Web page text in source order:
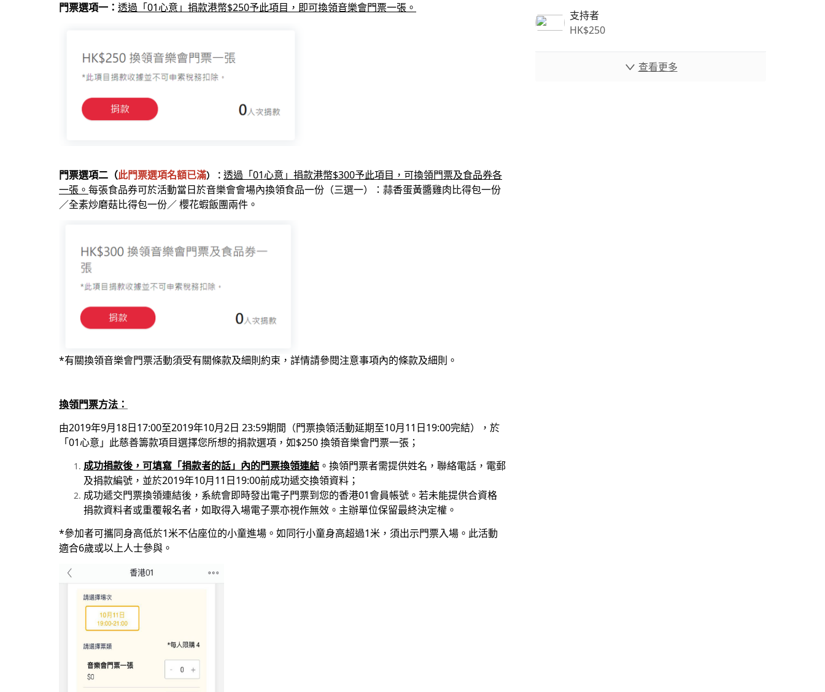
門票選項一： 透過「01心意」捐款港幣$250予此項目，即可換領音樂會門票一張。
門票選項二（此門票選項名額已滿）： 透過「01心意」捐款港幣$300予此項目，可換領門票及食品券各
一張。 每張食品券可於活動當日於音樂會會場內換領食品一份（三選一）：蒜香蛋黃醬雞肉比得包一份
／全素炒磨菇比得包一份／ 櫻花蝦飯團兩件。
*有關換領音樂會門票活動須受有關條款及細則約束，詳情請參閱注意事項內的條款及細則。
換領門票方法：
由2019年9月18日17:00至2019年10月2日 23:59期間（門票換領活動延期至10月11日19:00完結），於
「01心意」此慈善籌款項目選擇您所想的捐款選項，如$250 換領音樂會門票一張；
成功捐款後，可填寫「捐款者的話」內的門票換領連結 。換領門票者需提供姓名，聯絡電話，電郵
及捐款編號，並於2019年10月11日19:00前成功遞交換領資料；
成功遞交門票換領連結後，系統會即時發出電子門票到您的香港01會員帳號。若未能提供合資格
捐款資料者或重覆報名者，如取得入場電子票亦視作無效。主辦單位保留最終決定權。
*參加者可攜同身高低於1米不佔座位的小童進場。如同行小童身高超過1米，須出示門票入場。此活動
適合6歲或以上人士參與。
支持者
HK$250
查看更多